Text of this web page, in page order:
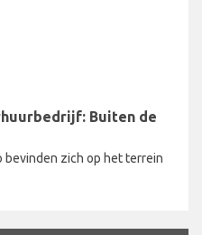
Buiten de
bevinden zich op het terrein